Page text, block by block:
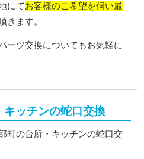
にてお客様のご希望を伺い最
きます。
ーツ交換についてもお気軽に
ッチンの蛇口交換